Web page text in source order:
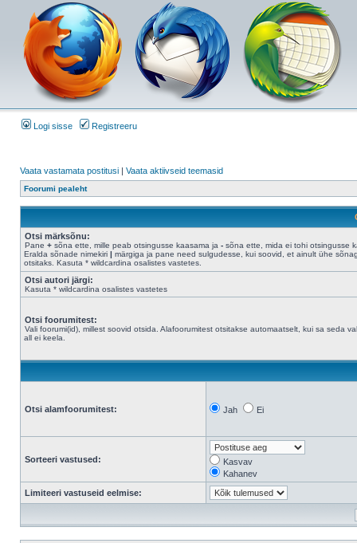
Logi sisse Registreeru
Vaata vastamata postitusi | Vaata aktiivseid teemasid
Foorumi pealeht
Otsi märksõnu:
Pane + sõna ette, mille peab otsingusse kaasama ja - sõna ette, mida ei tohi otsingusse
Eralda sõnade nimekiri | märgiga ja pane need sulgudesse, kui soovid, et ainult ühe
otsitaks. Kasuta * wildcardina osalistes vastetes.
Otsi autori järgi:
Kasuta * wildcardina osalistes vastetes
Otsi foorumitest:
Vali foorumi(id), millest soovid otsida. Alafoorumitest otsitakse automaatselt, kui sa seda
all ei keela.
Otsi alamfoorumitest: Jah Ei
Sorteeri vastused:
Kasvav
Kahanev
Limiteeri vastuseid eelmise: